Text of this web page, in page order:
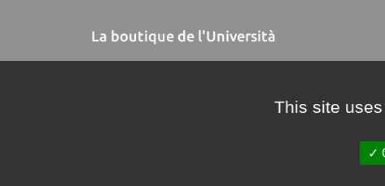
La boutique de l'Università
This site